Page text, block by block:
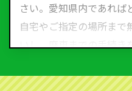
さい。愛知県内であれば
自宅やご指定の場所まで
いし、廃車までの手続き
など動かない車、水害車